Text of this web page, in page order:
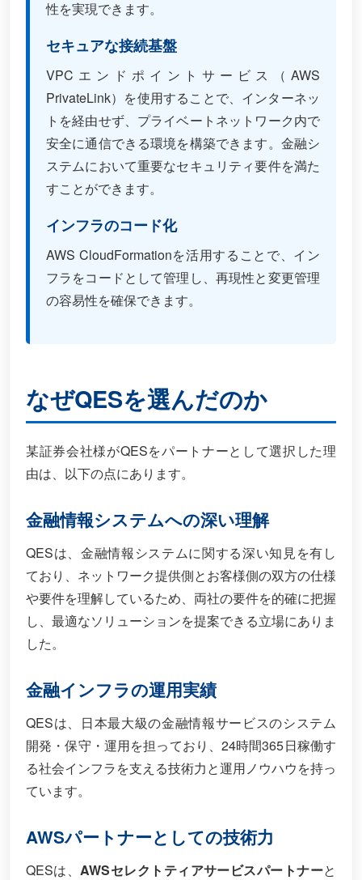
性を実現できます。
セキュアな接続基盤
VPCエンドポイントサービス（AWS
PrivateLink）を使用することで、インターネッ
トを経由せず、プライベートネットワーク内で
安全に通信できる環境を構築できます。金融シ
ステムにおいて重要なセキュリティ要件を満た
すことができます。
インフラのコード化
AWS CloudFormationを活用することで、イン
フラをコードとして管理し、再現性と変更管理
の容易性を確保できます。
なぜQESを選んだのか
某証券会社様がQESをパートナーとして選択した理
由は、以下の点にあります。
金融情報システムへの深い理解
QESは、金融情報システムに関する深い知見を有し
ており、ネットワーク提供側とお客様側の双方の仕様
や要件を理解しているため、両社の要件を的確に把握
し、最適なソリューションを提案できる立場にありま
した。
金融インフラの運用実績
QESは、日本最大級の金融情報サービスのシステム
開発・保守・運用を担っており、24時間365日稼働す
る社会インフラを支える技術力と運用ノウハウを持っ
ています。
AWSパートナーとしての技術力
QESは、AWSセレクトティアサービスパートナーと